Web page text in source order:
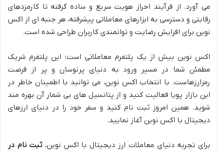
می آورد. از فرآیند احراز هویت سریع و ساده گرفته تا کارمزدهای
رقابتی و دسترسی به ابزارهای معاملاتی پیشرفته، هر جنبه ای از اکس
نوین برای افزایش رضایت و توانمندی کاربران طراحی شده است.
اکس نوین بیش از یک پلتفرم معاملاتی است؛ این پلتفرم شریک
مطمئن شما در مسیر ورود به دنیای پرنوسان و پر از فرصت
رمزارزهاست. با انتخاب اکس نوین، می توانید با اطمینان خاطر در
این بازار پویا فعالیت کنید و از پتانسیل های بی شمار آن بهره مند
شوید. همین امروز ثبت نام کنید و سفر خود را در دنیای ارزهای
دیجیتال با اکس نوین آغاز نمایید.
برای تجربه دنیای معاملات ارز دیجیتال با اکس نوین، ثبت نام در